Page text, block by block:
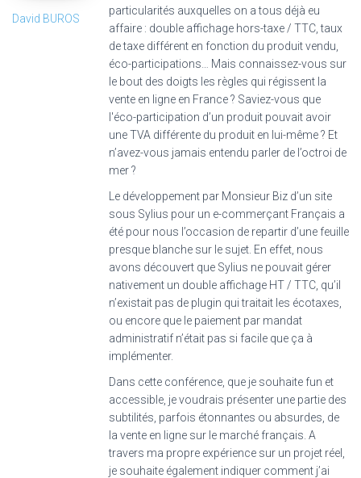
particularités auxquelles on a tous déjà eu
affaire : double affichage hors-taxe / TTC, taux
de taxe différent en fonction du produit vendu,
éco-participations… Mais connaissez-vous sur
le bout des doigts les règles qui régissent la
vente en ligne en France ? Saviez-vous que
l'éco-participation d’un produit pouvait avoir
une TVA différente du produit en lui-même ? Et
n’avez-vous jamais entendu parler de l’octroi de
mer ?
Le développement par Monsieur Biz d’un site
sous Sylius pour un e-commerçant Français a
été pour nous l’occasion de repartir d’une feuille
presque blanche sur le sujet. En effet, nous
avons découvert que Sylius ne pouvait gérer
nativement un double affichage HT / TTC, qu’il
n’existait pas de plugin qui traitait les écotaxes,
ou encore que le paiement par mandat
administratif n’était pas si facile que ça à
implémenter.
Dans cette conférence, que je souhaite fun et
accessible, je voudrais présenter une partie des
subtilités, parfois étonnantes ou absurdes, de
la vente en ligne sur le marché français. A
travers ma propre expérience sur un projet réel,
je souhaite également indiquer comment j’ai
David BUROS